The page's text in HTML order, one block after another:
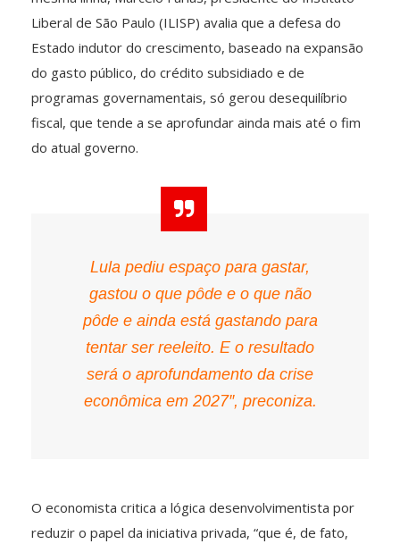
Liberal de São Paulo (ILISP) avalia que a defesa do
Estado indutor do crescimento, baseado na expansão
do gasto público, do crédito subsidiado e de
programas governamentais, só gerou desequilíbrio
fiscal, que tende a se aprofundar ainda mais até o fim
do atual governo.
Lula pediu espaço para gastar,
gastou o que pôde e o que não
pôde e ainda está gastando para
tentar ser reeleito. E o resultado
será o aprofundamento da crise
econômica em 2027″, preconiza.
O economista critica a lógica desenvolvimentista por
reduzir o papel da iniciativa privada, “que é, de fato,